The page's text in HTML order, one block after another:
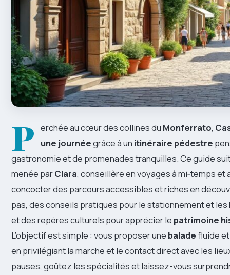
P erchée au cœur des collines du Monferrato,
une journéegrâce à un itinéraire pédestre
gastronomie et de promenades tranquilles. Ce guide
menée parClara, conseillère en voyages à mi‑temps
concocter des parcours accessibles et riches en
pas, des conseils pratiques pour le stationnement et
et des repères culturels pour apprécier le patrimoine
L’objectif est simple : vous proposer une baladefluide
en privilégiant la marche et le contact direct avec les
pauses, goûtez les spécialités et laissez-vous